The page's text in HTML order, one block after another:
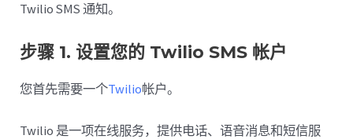
Twilio SMS 通知。
步骤 1. 设置您的 Twilio SMS 帐户
您首先需要一个Twilio帐户。
Twilio 是一项在线服务，提供电话、语音消息和短信服